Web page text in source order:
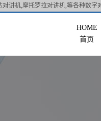
讲机,摩托罗拉对讲机,等各种数字
首页